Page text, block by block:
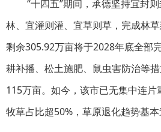
“十四五”期间，承德坚持宜封
林、宜灌则灌、宜草则草，完成林
剩余305.92万亩将于2028年底全部
耕补播、松土施肥、鼠虫害防治等
115万亩。如今，该市已无集中连
牧草占比超50%，草原退化趋势基本